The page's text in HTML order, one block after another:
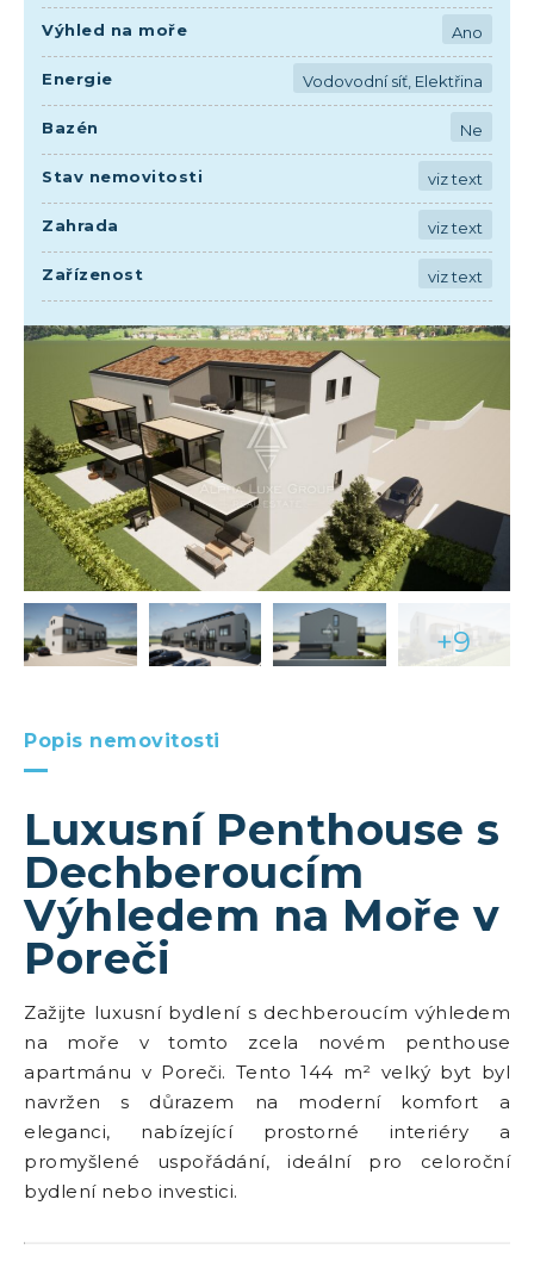
+9
Popis nemovitosti
Luxusní Penthouse s
Dechberoucím
Výhledem na Moře v
Poreči
Zažijte luxusní bydlení s dechberoucím výhledem
na moře v tomto zcela novém penthouse
apartmánu v Poreči. Tento 144 m² velký byt byl
navržen s důrazem na moderní komfort a
eleganci, nabízející prostorné interiéry a
promyšlené uspořádání, ideální pro celoroční
bydlení nebo investici.
Výhled na moře Ano
Energie Vodovodní síť, Elektřina
Bazén Ne
Stav nemovitosti viz text
Zahrada viz text
Zařízenost viz text